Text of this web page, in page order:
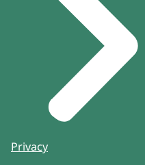
Privacy